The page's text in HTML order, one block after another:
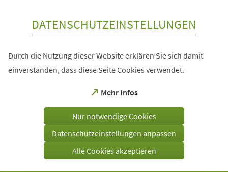
DATENSCHUTZEINSTELLUNGEN
Durch die Nutzung dieser Website erklären Sie sich damit
einverstanden, dass diese Seite Cookies verwendet.
Mehr Infos
(Öffnet
einem
Tab)
Nur notwendige Cookies
Datenschutzeinstellungen anpassen
Alle Cookies akzeptieren